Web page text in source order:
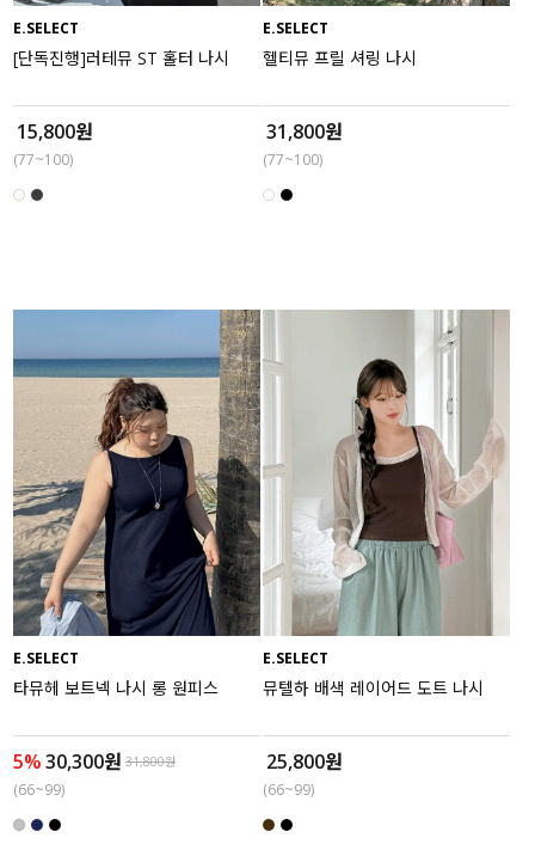
E.SELECT
[단독진행]러테뮤 ST 홀터 나시
15,800원
(77~100)
E.SELECT
헬티뮤 프릴 셔링 나시
31,800원
(77~100)
E.SELECT
타뮤헤 보트넥 나시 롱 원피스
5%30,300원 31,800원
(66~99)
E.SELECT
뮤텔하 배색 레이어드 도트 나시
25,800원
(66~99)